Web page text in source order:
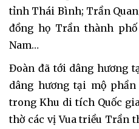
tỉnh Thái Bình; Trần
đồng họ Trần thành
Nam…
Đoàn đã tới dâng hương
dâng hương tại mộ
trong Khu di tích Quốc
thờ các vị Vua triều Trần